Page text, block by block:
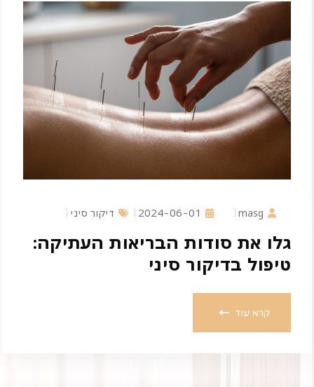
masg
2024-06-01 דיקור סיני
גלו את סודות הבריאות העתיקה:
טיפול בדיקור סיני
קרא עוד